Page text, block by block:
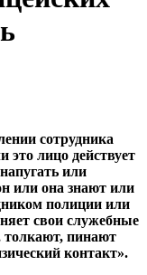
сотрудника
это лицо действует
или
или она знают или
полиции или
свои служебные
толкают, пинают
контакт».